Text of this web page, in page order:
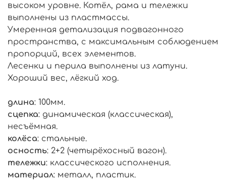
высоком уровне. Котёл, рама и тележки
выполнены из пластмассы.
Умеренная детализация подвагонного
пространства, с максимальным соблюдением
пропорций, всех элементов.
Лесенки и перила выполнены из латуни.
Хороший вес, лёгкий ход.
длина: 100мм.
сцепка: динамическая (классическая),
несъёмная.
колёса: стальные.
осность: 2+2 (четырёхосный вагон).
тележки: классического исполнения.
материал: металл, пластик.